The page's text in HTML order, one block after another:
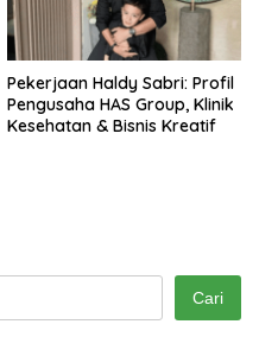
Pekerjaan Haldy Sabri: Profil
Pengusaha HAS Group, Klinik
Kesehatan & Bisnis Kreatif
Cari